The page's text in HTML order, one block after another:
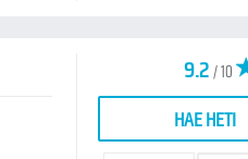
9.2/ 10
HAE HETI